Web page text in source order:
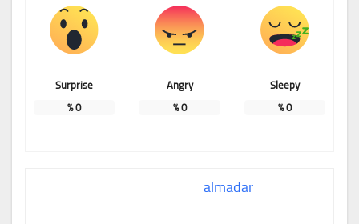
Sleepy
0
%
Angry
0
%
Surprise
0
%
almadar